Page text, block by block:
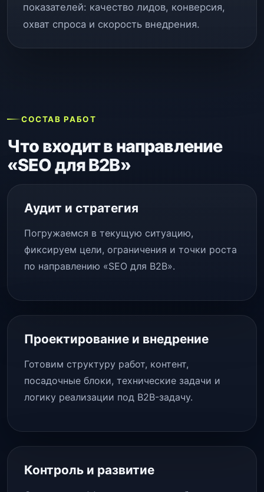
показателей: качество лидов, конверсия,
охват спроса и скорость внедрения.
СОСТАВ РАБОТ
Что входит в направление
«SEO для B2B»
Аудит и стратегия
Погружаемся в текущую ситуацию,
фиксируем цели, ограничения и точки роста
по направлению «SEO для B2B».
Проектирование и внедрение
Готовим структуру работ, контент,
посадочные блоки, технические задачи и
логику реализации под B2B-задачу.
Контроль и развитие